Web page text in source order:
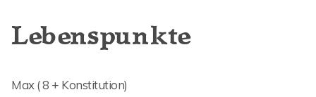
Lebenspunkte
Max ( 8 + Konstitution)